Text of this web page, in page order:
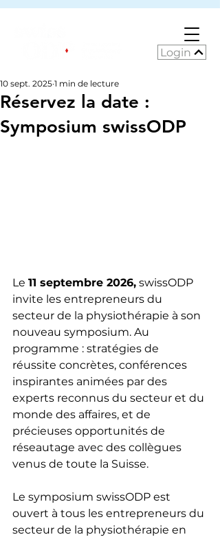
Login
Réservez la date :
Symposium swissODP
10 sept. 2025 1 min de lecture
Le 11 septembre 2026, swissODP
invite les entrepreneurs du
secteur de la physiothérapie à son
nouveau symposium. Au
programme : stratégies de
réussite concrètes, conférences
inspirantes animées par des
experts reconnus du secteur et du
monde des affaires, et de
précieuses opportunités de
réseautage avec des collègues
venus de toute la Suisse.
Le symposium swissODP est
ouvert à tous les entrepreneurs du
secteur de la physiothérapie en